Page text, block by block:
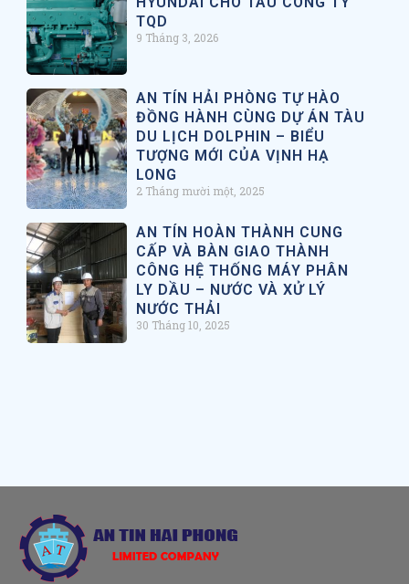
TQD
9 Tháng 3, 2026
AN TÍN HẢI PHÒNG TỰ HÀO
ĐỒNG HÀNH CÙNG DỰ ÁN TÀU
DU LỊCH DOLPHIN – BIỂU
TƯỢNG MỚI CỦA VỊNH HẠ
LONG
2 Tháng mười một, 2025
AN TÍN HOÀN THÀNH CUNG
CẤP VÀ BÀN GIAO THÀNH
CÔNG HỆ THỐNG MÁY PHÂN
LY DẦU – NƯỚC VÀ XỬ LÝ
NƯỚC THẢI
30 Tháng 10, 2025